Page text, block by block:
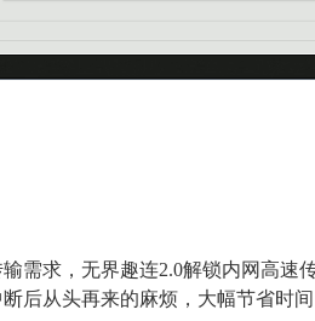
需求，无界趣连2.0解锁内网高
后从头再来的麻烦，大幅节省时